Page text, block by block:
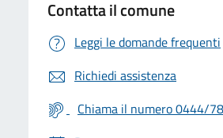
Contatta il comune
Leggi le domande frequenti
Richiedi assistenza
Chiama il numero 0444/